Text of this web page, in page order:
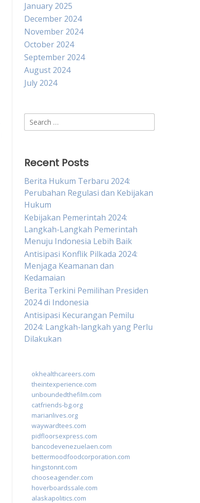
January 2025
December 2024
November 2024
October 2024
September 2024
August 2024
July 2024
Search
for:
Recent Posts
Berita Hukum Terbaru 2024:
Perubahan Regulasi dan Kebijakan
Hukum
Kebijakan Pemerintah 2024:
Langkah-Langkah Pemerintah
Menuju Indonesia Lebih Baik
Antisipasi Konflik Pilkada 2024:
Menjaga Keamanan dan
Kedamaian
Berita Terkini Pemilihan Presiden
2024 di Indonesia
Antisipasi Kecurangan Pemilu
2024: Langkah-langkah yang Perlu
Dilakukan
okhealthcareers.com
theintexperience.com
unboundedthefilm.com
catfriends-bg.org
marianlives.org
waywardtees.com
pidfloorsexpress.com
bancodevenezuelaen.com
bettermoodfoodcorporation.com
hingstonnt.com
chooseagender.com
hoverboardssale.com
alaskapolitics.com